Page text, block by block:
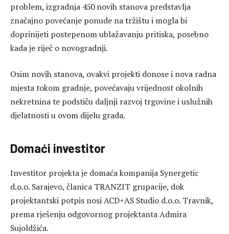
problem, izgradnja 450 novih stanova predstavlja
značajno povećanje ponude na tržištu i mogla bi
doprinijeti postepenom ublažavanju pritiska, posebno
kada je riječ o novogradnji.
Osim novih stanova, ovakvi projekti donose i nova radna
mjesta tokom gradnje, povećavaju vrijednost okolnih
nekretnina te podstiču daljnji razvoj trgovine i uslužnih
djelatnosti u ovom dijelu grada.
Domaći investitor
Investitor projekta je domaća kompanija Synergetic
d.o.o. Sarajevo, članica TRANZIT grupacije, dok
projektantski potpis nosi ACD+AS Studio d.o.o. Travnik,
prema rješenju odgovornog projektanta Admira
Sujoldžića.